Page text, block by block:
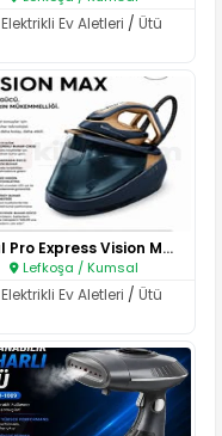
Elektrikli Ev Aletleri /Ütü
Tefal Pro Express Vision Max B..
Lefkoşa / Kumsal
Elektrikli Ev Aletleri /Ütü